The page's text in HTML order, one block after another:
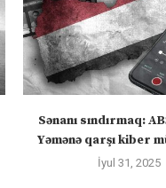
Sənanı sındırmaq:
Yəmənə qarşı kiber
İyul 31, 2025